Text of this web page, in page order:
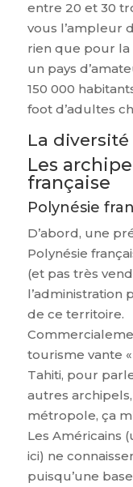
entre 20 et 30
vous l’ampleur
rien que pour la
un pays
150 000
foot d’adultes
La
Les
française
Polynésie
D’abord, une
Polynésie
(et pas très
l’administration
de ce territoire.
tourisme vante «
Tahiti, pour
autres
métropole, ça
Les Américains
ici) ne
puisqu’une